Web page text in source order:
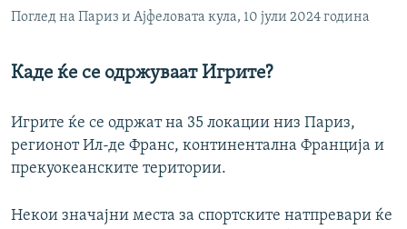
Поглед на Париз и Ајфеловата кула, 10 јули 2024 година
Каде ќе се одржуваат Игрите?
Игрите ќе се одржат на 35 локации низ Париз,
регионот Ил-де Франс, континентална Франција и
прекуокеанските територии.
Некои значајни места за спортските натпревари ќе